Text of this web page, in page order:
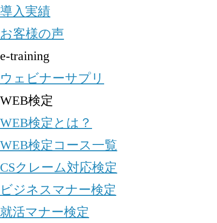
導入実績
お客様の声
e-training
ウェビナーサプリ
WEB検定
WEB検定とは？
WEB検定コース一覧
CSクレーム対応検定
ビジネスマナー検定
就活マナー検定